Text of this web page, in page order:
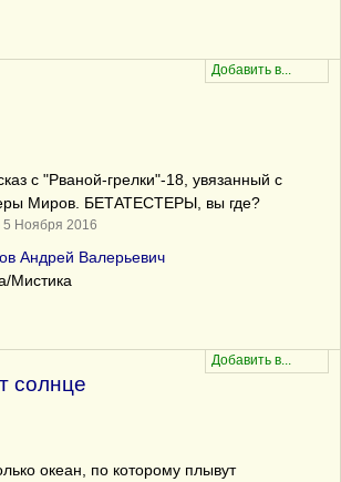
с "Рваной-грелки"-18, увязанный с
Миров. БЕТАТЕСТЕРЫ, вы где?
5 Ноября 2016
Андрей Валерьевич
Мистика
солнце
океан, по которому плывут